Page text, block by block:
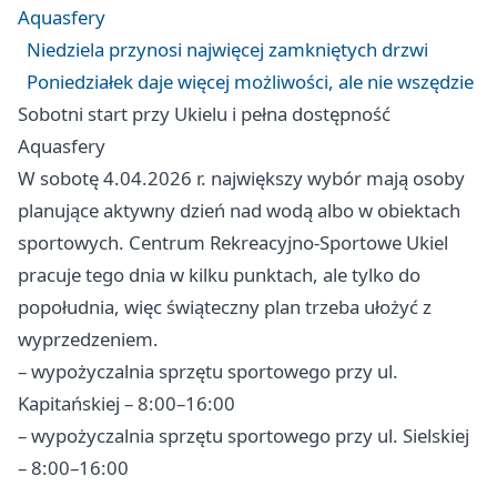
Aquasfery
Niedziela przynosi najwięcej zamkniętych drzwi
Poniedziałek daje więcej możliwości, ale nie wszędzie
Sobotni start przy Ukielu i pełna dostępność
Aquasfery
W sobotę 4.04.2026 r. największy wybór mają osoby
planujące aktywny dzień nad wodą albo w obiektach
sportowych. Centrum Rekreacyjno-Sportowe Ukiel
pracuje tego dnia w kilku punktach, ale tylko do
popołudnia, więc świąteczny plan trzeba ułożyć z
wyprzedzeniem.
– wypożyczalnia sprzętu sportowego przy ul.
Kapitańskiej – 8:00–16:00
– wypożyczalnia sprzętu sportowego przy ul. Sielskiej
– 8:00–16:00